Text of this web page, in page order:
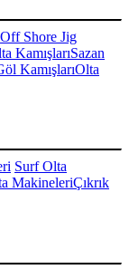
Off Shore Jig
KamışlarıSazan
KamışlarıOlta
Surf Olta
MakineleriÇıkrık